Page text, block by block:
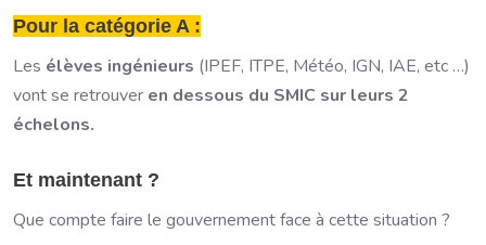
Pour la catégorie A :
Les élèves ingénieurs (IPEF, ITPE, Météo, IGN, IAE, etc …)
vont se retrouver en dessous du SMIC sur leurs 2
échelons.
Et maintenant ?
Que compte faire le gouvernement face à cette situation ?